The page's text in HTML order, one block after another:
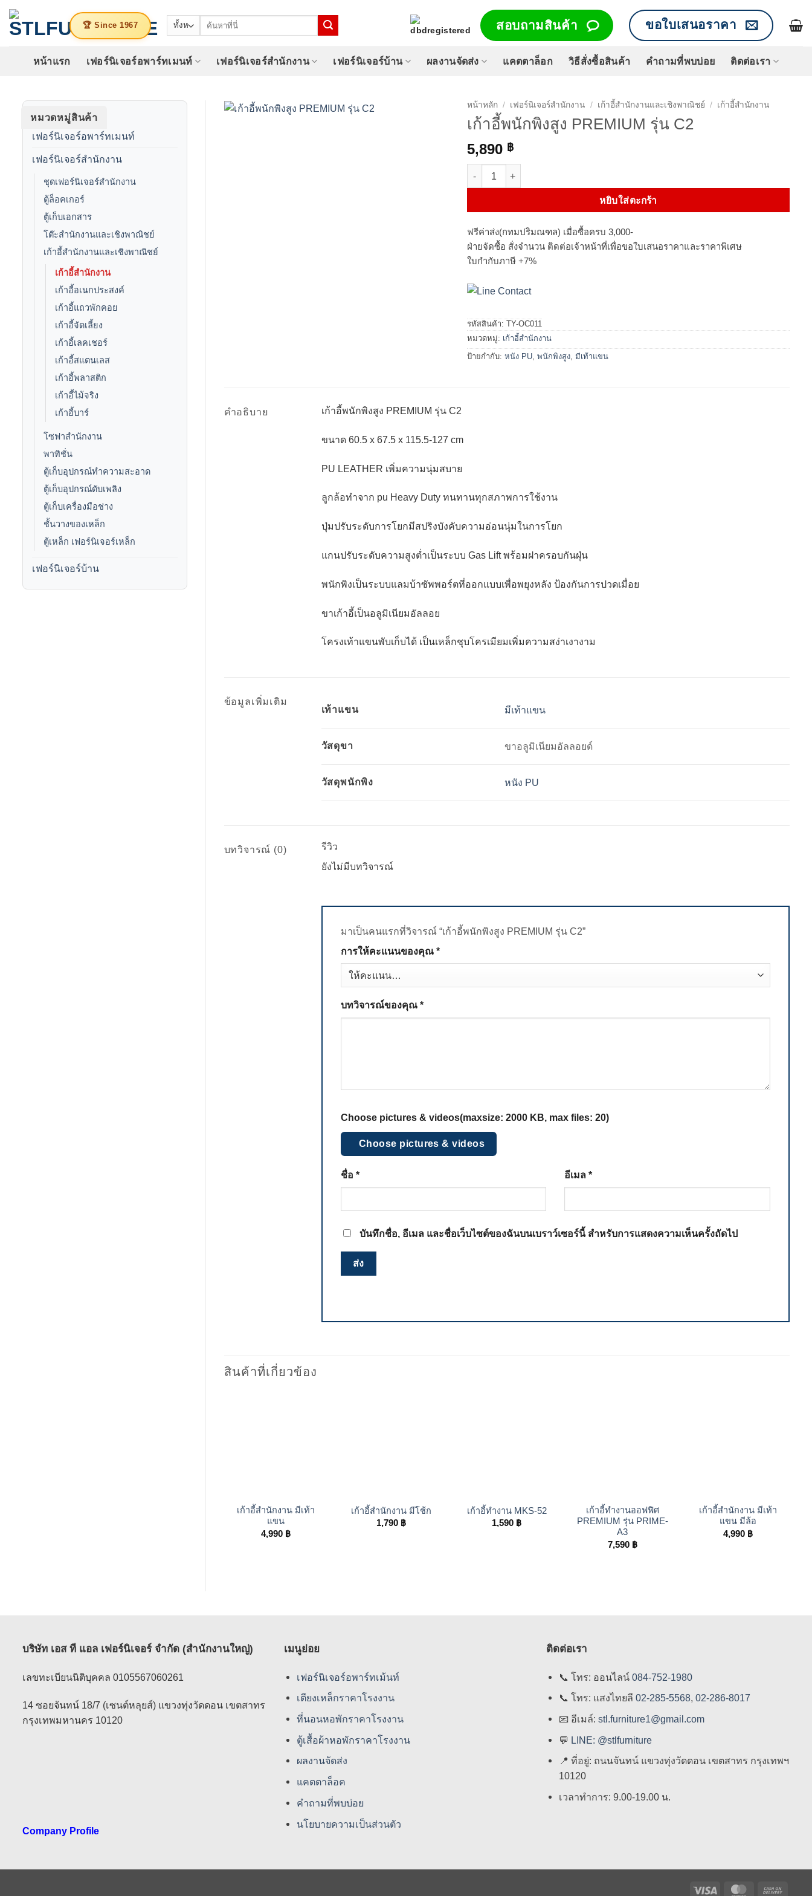
ข้าม
ไป
🏆 Since 1967
ค้นหา: สอบถามสินค้า ขอใบเสนอราคา
หน้าแรก เฟอร์นิเจอร์อพาร์ทเมนท์ เฟอร์นิเจอร์สำนักงาน เฟอร์นิเจอร์บ้าน ผลงานจัดส่ง แคตตาล็อก วิธีสั่งซื้อสินค้า คำถามที่พบบ่อย ติดต่อเรา
หมวดหมู่สินค้า
เฟอร์นิเจอร์อพาร์ทเมนท์
เฟอร์นิเจอร์สำนักงาน
ชุดเฟอร์นิเจอร์สำนักงาน
ตู้ล็อคเกอร์
ตู้เก็บเอกสาร
โต๊ะสำนักงานและเชิงพาณิชย์
เก้าอี้สำนักงานและเชิงพาณิชย์
เก้าอี้สำนักงาน
เก้าอี้อเนกประสงค์
เก้าอี้แถวพักคอย
เก้าอี้จัดเลี้ยง
เก้าอี้เลคเชอร์
เก้าอี้สแตนเลส
เก้าอี้พลาสติก
เก้าอี้ไม้จริง
เก้าอี้บาร์
โซฟาสำนักงาน
พาทิชั่น
ตู้เก็บอุปกรณ์ทำความสะอาด
ตู้เก็บอุปกรณ์ดับเพลิง
ตู้เก็บเครื่องมือช่าง
ชั้นวางของเหล็ก
ตู้เหล็ก เฟอร์นิเจอร์เหล็ก
เฟอร์นิเจอร์บ้าน
หน้าหลัก / เฟอร์นิเจอร์สำนักงาน / เก้าอี้สำนักงานและเชิงพาณิชย์ / เก้าอี้สำนักงาน
เก้าอี้พนักพิงสูง PREMIUM รุ่น C2
5,890 ฿
หยิบใส่ตะกร้า
ฟรีค่าส่ง(กทมปริมณฑล) เมื่อซื้อครบ 3,000-
ฝ่ายจัดซื้อ สั่งจำนวน ติดต่อเจ้าหน้าที่เพื่อขอใบเสนอราคาและราคาพิเศษ
ใบกำกับภาษี +7%
รหัสสินค้า:TY-OC011
หมวดหมู่: เก้าอี้สำนักงาน
ป้ายกำกับ:หนัง PU ,พนักพิงสูง ,มีเท้าแขน
คำอธิบาย เก้าอี้พนักพิงสูง PREMIUM รุ่น C2
ขนาด 60.5 x 67.5 x 115.5-127 cm
PU LEATHER เพิ่มความนุ่มสบาย
ลูกล้อทำจาก pu Heavy Duty ทนทานทุกสภาพการใช้งาน
ปุ่มปรับระดับการโยกมีสปริงบังคับความอ่อนนุ่มในการโยก
แกนปรับระดับความสูงต่ำเป็นระบบ Gas Lift พร้อมฝาครอบกันฝุ่น
พนักพิงเป็นระบบแลมบ้าซัพพอร์ตที่ออกแบบเพื่อพยุงหลัง ป้องกันการปวดเมื่อย
ขาเก้าอี้เป็นอลูมิเนียมอัลลอย
โครงเท้าแขนพับเก็บได้ เป็นเหล็กชุบโครเมียมเพิ่มความสง่าเงางาม
ข้อมูลเพิ่มเติม
เท้าแขน มีเท้าแขน
วัสดุขา ขาอลูมิเนียมอัลลอยด์
วัสดุพนักพิง หนัง PU
บทวิจารณ์ (0)
รีวิว
ยังไม่มีบทวิจารณ์
มาเป็นคนแรกที่วิจารณ์ “เก้าอี้พนักพิงสูง PREMIUM รุ่น C2”
การให้คะแนนของคุณ *
บทวิจารณ์ของคุณ *
Choose pictures & videos(maxsize: 2000 KB, max files: 20)
Choose pictures & videos
ชื่อ * อีเมล*
บันทึกชื่อ, อีเมล และชื่อเว็บไซต์ของฉันบนเบราว์เซอร์นี้ สำหรับการแสดงความเห็นครั้งถัดไป
สินค้าที่เกี่ยวข้อง
เก้าอี้สำนักงาน มีเท้า
แขน
4,990 ฿
เก้าอี้สำนักงาน มีโช้ก
1,790 ฿
เก้าอี้ทำงาน MKS-52
1,590 ฿
เก้าอี้ทำงานออฟฟิศ
PREMIUM รุ่น PRIME-
A3
7,590 ฿
เก้าอี้สำนักงาน มีเท้า
แขน มีล้อ
4,990 ฿
บริษัท เอส ที แอล เฟอร์นิเจอร์ จำกัด (สำนักงานใหญ่)
เลขทะเบียนนิติบุคคล 0105567060261
14 ซอยจันทน์ 18/7 (เซนต์หลุยส์) แขวงทุ่งวัดดอน เขตสาทร
กรุงเทพมหานคร 10120
Company Profile
เมนูย่อย
เฟอร์นิเจอร์อพาร์ทเม้นท์
เตียงเหล็กราคาโรงงาน
ที่นอนหอพักราคาโรงงาน
ตู้เสื้อผ้าหอพักราคาโรงงาน
ผลงานจัดส่ง
แคตตาล็อค
คําถามที่พบบ่อย
นโยบายความเป็นส่วนตัว
ติดต่อเรา
📞 โทร: ออนไลน์ 084-752-1980
📞 โทร: แสงไทยลี 02-285-5568, 02-286-8017
📧อีเมล์: stl.furniture1@gmail.com
💬 LINE: @stlfurniture
📍 ที่อยู่: ถนนจันทน์ แขวงทุ่งวัดดอน เขตสาทร กรุงเทพฯ
10120
เวลาทำการ: 9.00-19.00 น.
Visa MasterCard